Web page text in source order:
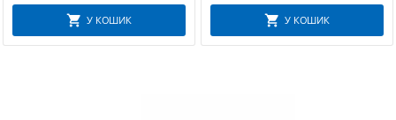
У КОШИК У КОШИК